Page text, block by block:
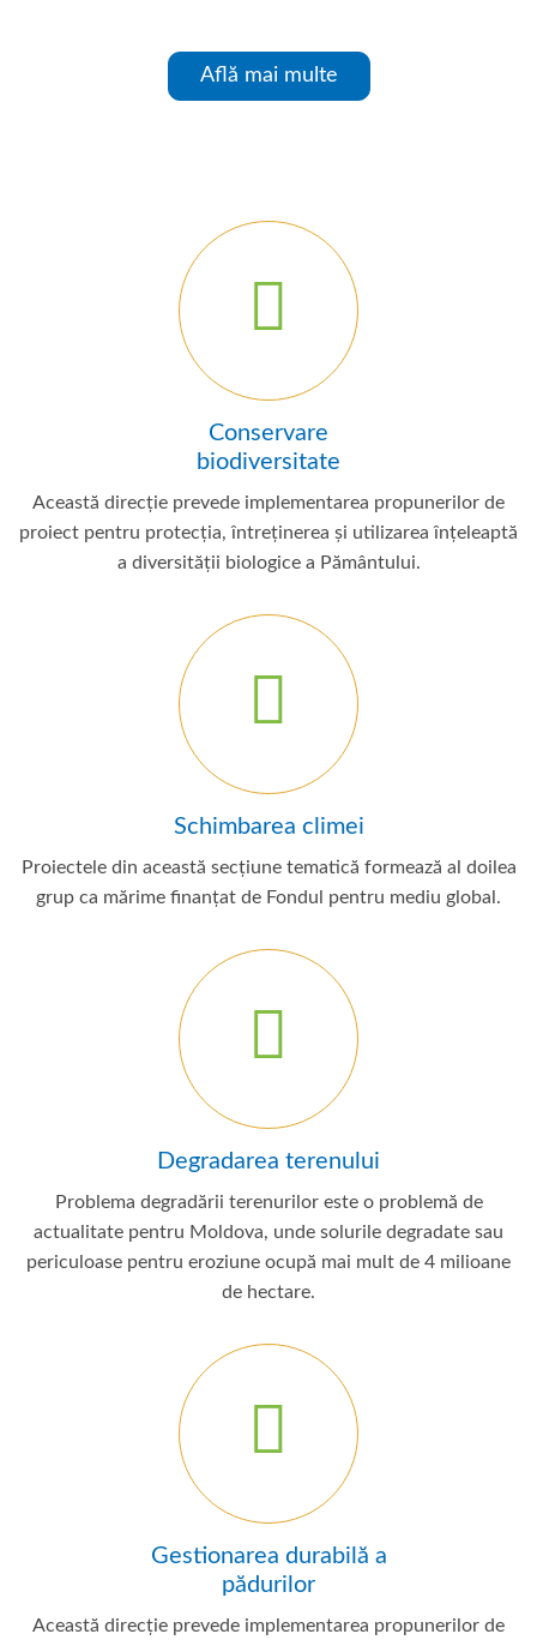
Află mai multe
Conservare
biodiversitate
Această direcție prevede implementarea propunerilor de
proiect pentru protecția, întreținerea și utilizarea înțeleaptă
a diversității biologice a Pământului.
Schimbarea climei
Proiectele din această secțiune tematică formează al doilea
grup ca mărime finanțat de Fondul pentru mediu global.
Degradarea terenului
Problema degradării terenurilor este o problemă de
actualitate pentru Moldova, unde solurile degradate sau
periculoase pentru eroziune ocupă mai mult de 4 milioane
de hectare.
Gestionarea durabilă a
pădurilor
Această direcție prevede implementarea propunerilor de